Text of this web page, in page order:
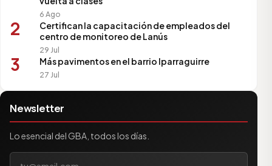
6 Ago
2
Certifican la capacitación de empleados del
centro de monitoreo de Lanús
29 Jul
3 Más pavimentos en el barrio Iparraguirre
27 Jul
Newsletter
Lo esencial del GBA, todos los días.
Tu correo electrónico